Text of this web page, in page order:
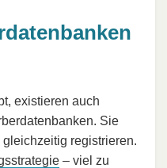
existieren auch
Sie
registrieren.
– viel zu